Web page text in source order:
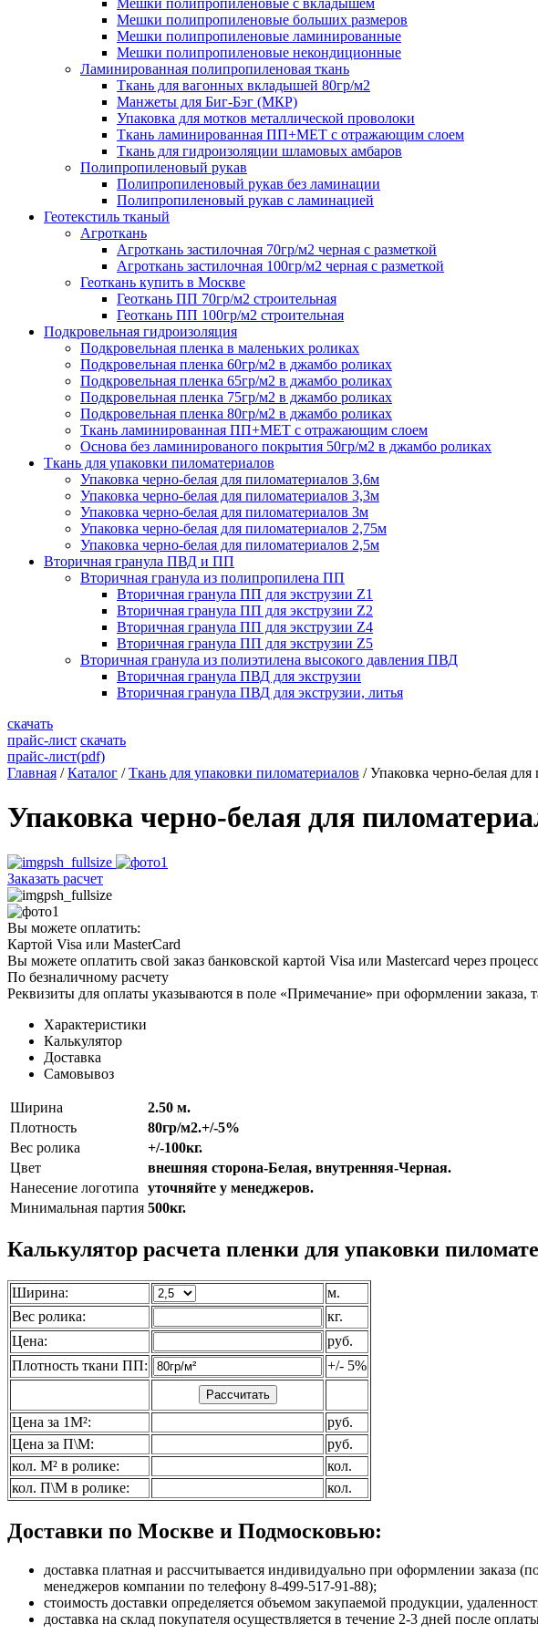
Мешки полипропиленовые с вкладышем
Мешки полипропиленовые больших размеров
Мешки полипропиленовые ламинированные
Мешки полипропиленовые некондиционные
Ламинированная полипропиленовая ткань
Ткань для вагонных вкладышей 80гр/м2
Манжеты для Биг-Бэг (МКР)
Упаковка для мотков металлической проволоки
Ткань ламинированная ПП+МЕТ с отражающим слоем
Ткань для гидроизоляции шламовых амбаров
Полипропиленовый рукав
Полипропиленовый рукав без ламинации
Полипропиленовый рукав с ламинацией
Геотекстиль тканый
Агроткань
Агроткань застилочная 70гр/м2 черная с разметкой
Агроткань застилочная 100гр/м2 черная с разметкой
Геоткань купить в Москве
Геоткань ПП 70гр/м2 строительная
Геоткань ПП 100гр/м2 строительная
Подкровельная гидроизоляция
Подкровельная пленка в маленьких роликах
Подкровельная пленка 60гр/м2 в джамбо роликах
Подкровельная пленка 65гр/м2 в джамбо роликах
Подкровельная пленка 75гр/м2 в джамбо роликах
Подкровельная пленка 80гр/м2 в джамбо роликах
Ткань ламинированная ПП+МЕТ с отражающим слоем
Основа без ламинированого покрытия 50гр/м2 в джамбо роликах
Ткань для упаковки пиломатериалов
Упаковка черно-белая для пиломатериалов 3,6м
Упаковка черно-белая для пиломатериалов 3,3м
Упаковка черно-белая для пиломатериалов 3м
Упаковка черно-белая для пиломатериалов 2,75м
Упаковка черно-белая для пиломатериалов 2,5м
Вторичная гранула ПВД и ПП
Вторичная гранула из полипропилена ПП
Вторичная гранула ПП для экструзии Z1
Вторичная гранула ПП для экструзии Z2
Вторичная гранула ПП для экструзии Z4
Вторичная гранула ПП для экструзии Z5
Вторичная гранула из полиэтилена высокого давления ПВД
Вторичная гранула ПВД для экструзии
Вторичная гранула ПВД для экструзии, литья
скачать
прайс-лист скачать
прайс-лист(pdf)
Главная /Каталог /Ткань для упаковки пиломатериалов /Упаковка черно-белая
Упаковка черно-белая для
Заказать расчет
Вы можете оплатить:
Картой Visa или MasterCard
Вы можете оплатить свой заказ банковской картой Visa или Mastercard через
По безналичному расчету
Реквизиты для оплаты указываются в поле «Примечание» при оформлении заказа,
Характеристики
Калькулятор
Доставка
Самовывоз
Ширина
2.50 м.
Плотность
80гр/м2.+/-5%
Вес ролика
+/-100кг.
Цвет
внешняя сторона-Белая, внутренняя-Черная.
Нанесение логотипа
уточняйте у менеджеров.
Минимальная партия 500кг.
Калькулятор расчета пленки для упаковки
Ширина:
м.
Вес ролика:
кг.
Цена:
руб.
Плотность ткани ПП:
+/- 5%
Цена за 1М²:
руб.
Цена за П\М:
руб.
кол. М² в ролике:
кол.
кол. П\М в ролике:
кол.
Доставки по Москве и Подмосковью:
доставка платная и рассчитывается индивидуально при оформлении заказа
менеджеров компании по телефону 8-499-517-91-88);
стоимость доставки определяется объемом закупаемой продукции,
доставка на склад покупателя осуществляется в течение 2-3 дней после